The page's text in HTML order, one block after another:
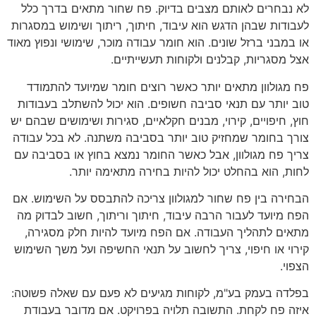
לא נבחרים לאותם מצבים בדיוק. פח שחור מתאים בדרך כלל
לעבודות שבהן הדגש הוא עיבוד, חיתוך, ריתוך ושימוש במסגרות
או במבני ברזל שונים. הוא חומר עבודה מוכר, שימושי ונפוץ מאוד
אצל מסגריות, קבלנים ולקוחות תעשייתיים.
פח מגולוון מתאים יותר כאשר רוצים חומר שמיועד להתמודד
טוב יותר עם תנאי סביבה חשופים. הוא יכול להשתלב בעבודות
חוץ, חיפויים, קירוי, מבנים חקלאיים, סגירות ושימושים שבהם יש
צורך בחומר שמחזיק טוב יותר בסביבה משתנה. לא בכל עבודה
צריך פח מגולוון, אבל כאשר החומר נמצא בחוץ או בסביבה עם
לחות, הוא בהחלט יכול להיות בחירה מתאימה יותר.
הבחירה בין פח שחור למגולוון צריכה להתבסס על השימוש. אם
הפח מיועד לעבור הרבה עיבוד, חיתוך וריתוך, חשוב לבדוק מה
מתאים לתהליך העבודה. אם הפח מיועד להיות חלק מסגירה,
קירוי או חיפוי, צריך לחשוב על תנאי החשיפה ועל משך השימוש
הצפוי.
בפלדה בעמק בע"מ, לקוחות מגיעים לא פעם עם שאלה פשוטה:
איזה פח לקחת. התשובה תלויה בפרויקט. אם מדובר בעבודת